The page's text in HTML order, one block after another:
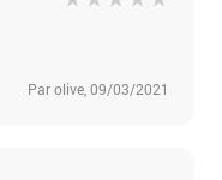
Par olive, 09/03/2021